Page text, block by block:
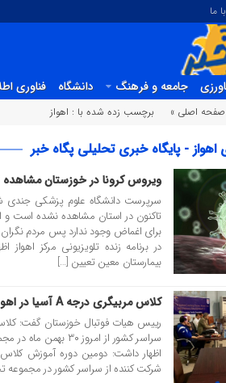
ما
جامعه و فرهنگ دانشگاه فناوری
صفحه اصلی » برچسب زده شده با : اهواز
- پایگاه خبری تحلیلی پگاه خبر
ویروس کرونا در خوزستان
سرپرست دانشگاه علوم پزشکی جندی
تاکنون در استان مشاهده نشده است و
برای اغماض وجود ندارد پس مردم نگران
در برنامه زنده تلویزیونی مرکز اهواز
بیمارستان معین تعیین […]
کلاس مربیگری درجه A آسیا در اهواز آغاز شد
سراسر کشور از امروز
شرکت کننده از سراسر کشور در مجموعه